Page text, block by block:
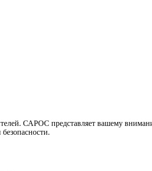
САРОС представляет вашему